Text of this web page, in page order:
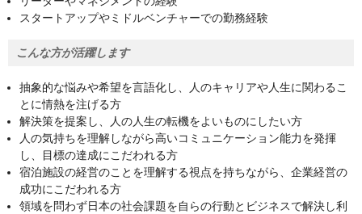
スタートアップやミドルベンチャーでの勤務経験
こんな方が活躍します
抽象的な悩みや希望を言語化し、人のキャリアや人生に関わるこ
とに情熱を注げる方
解決策を提案し、人の人生の転機をよいものにしたい方
人の気持ちを理解しながら高いコミュニケーション能力を発揮
し、目標の達成にこだわれる方
宿泊施設の経営のことを理解する視点を持ちながら、企業経営の
成功にこだわれる方
領域を問わず日本の社会課題を自らの行動とビジネスで解決し利